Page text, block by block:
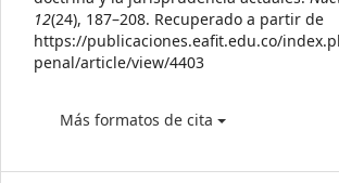
12(24), 187–208. Recuperado a partir de
https://publicaciones.eafit.edu.co/
penal/article/view/4403
Más formatos de cita